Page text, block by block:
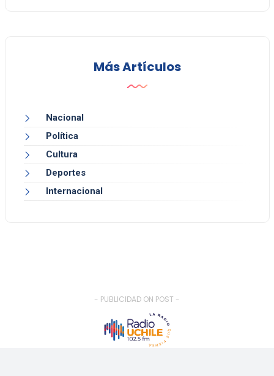
Más Artículos
Nacional
Política
Cultura
Deportes
Internacional
- PUBLICIDAD ON POST -